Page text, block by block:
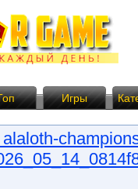
Игры
alaloth-